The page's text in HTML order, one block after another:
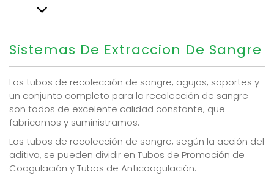
Sistemas De Extraccion De Sangre
Los tubos de recolección de sangre, agujas, soportes y
un conjunto completo para la recolección de sangre
son todos de excelente calidad constante, que
fabricamos y suministramos.
Los tubos de recolección de sangre, según la acción del
aditivo, se pueden dividir en Tubos de Promoción de
Coagulación y Tubos de Anticoagulación.